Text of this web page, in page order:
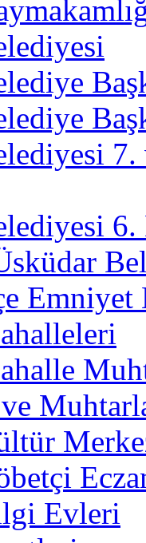
6.
Evleri